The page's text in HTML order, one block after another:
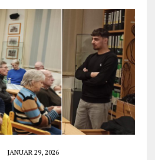
JANUAR 29, 2026